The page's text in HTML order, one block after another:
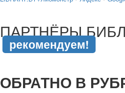
ПАРТНЁРЫ
рекомендуем!
ОБРАТНО В